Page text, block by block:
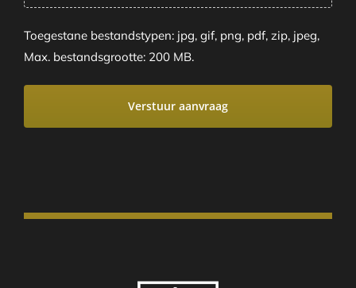
Toegestane bestandstypen: jpg, gif, png, pdf, zip, jpeg,
Max. bestandsgrootte: 200 MB.